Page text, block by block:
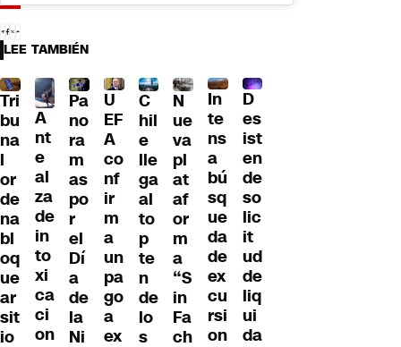
LEE TAMBIÉN
Tri
bu
na
l
or
de
na
bl
oq
ue
ar
sit
io
A
nt
e
al
za
de
in
to
xi
ca
ci
on
Pa
no
ra
m
as
po
r
el
Dí
a
de
la
Ni
U
EF
A
co
nf
ir
m
a
un
pa
go
a
ex
C
hil
e
lle
ga
al
to
p
te
n
de
lo
s
N
ue
va
pl
at
af
or
m
a
“S
in
Fa
ch
In
te
ns
a
bú
sq
ue
da
de
ex
cu
rsi
on
D
es
ist
en
de
so
lic
it
ud
de
liq
ui
da